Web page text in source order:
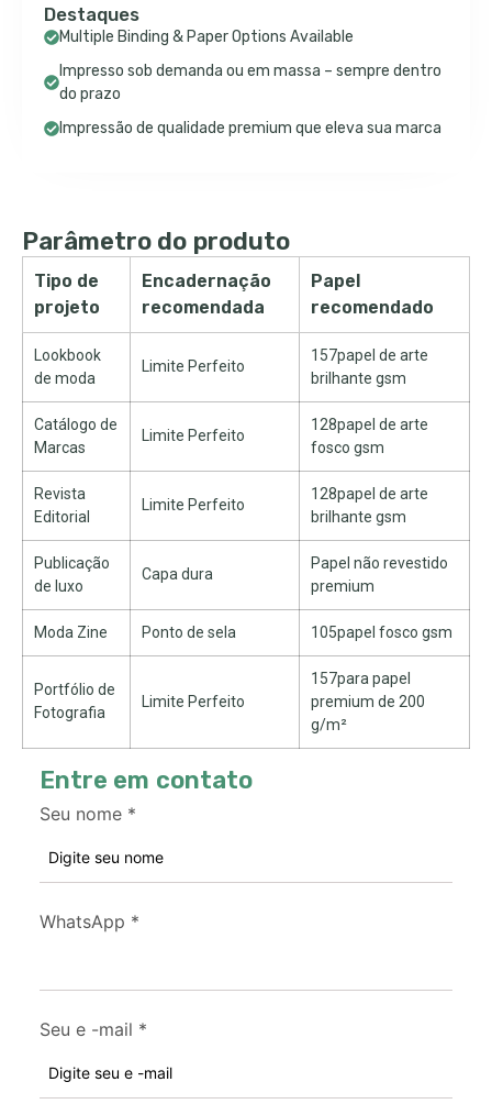
Destaques
Multiple Binding & Paper Options Available
Impresso sob demanda ou em massa – sempre dentro
do prazo
Impressão de qualidade premium que eleva sua marca
Parâmetro do produto
Tipo de
projeto
Encadernação
recomendada
Papel
recomendado
Lookbook
de moda
Limite Perfeito
157papel de arte
brilhante gsm
Catálogo de
Marcas
Limite Perfeito
128papel de arte
fosco gsm
Revista
Editorial
Limite Perfeito
128papel de arte
brilhante gsm
Publicação
de luxo
Capa dura
Papel não revestido
premium
Moda Zine Ponto de sela 105papel fosco gsm
Portfólio de
Fotografia
Limite Perfeito
157para papel
premium de 200
g/m²
Entre em contato
Seu nome *
WhatsApp *
Seu e -mail *